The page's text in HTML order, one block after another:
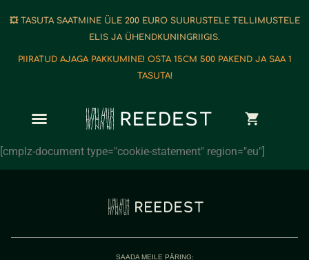
💥 TASUTA SAATMINE ÜLE 200 EURO SUURUSTELE TELLIMUSTELE
ELIS JA ÜHENDKUNINGRIIGIS.
PIIRATUD AJAGA PAKKUMINE! OSTA 15CM 500 PAKEND JA SAA 1
TASUTA!
[cmplz-document type="cookie-statement" region="eu"]
SAADA MEILE PÄRING: